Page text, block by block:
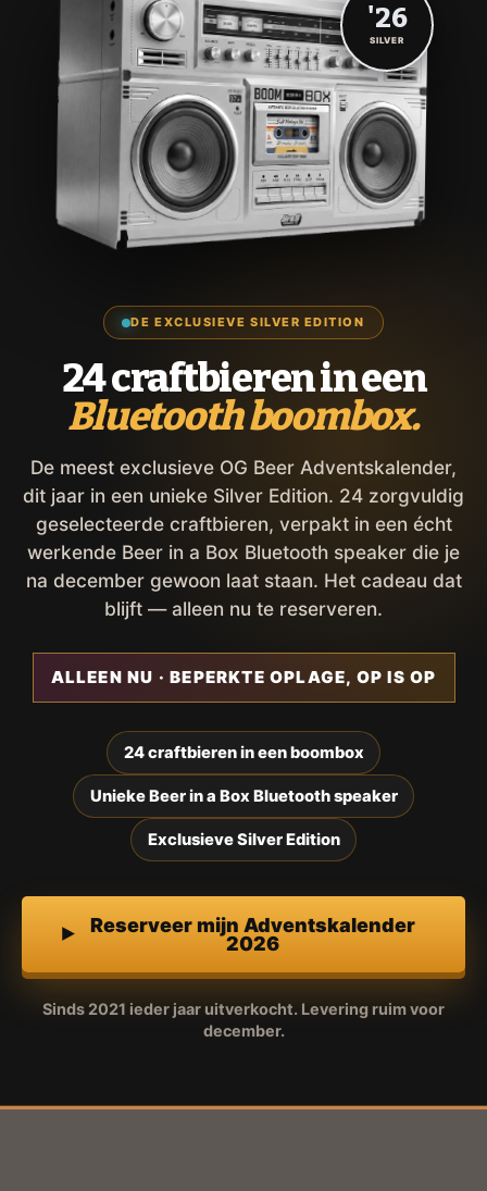
DE EXCLUSIEVE SILVER EDITION
24 craftbieren in een
Bluetooth boombox.
De meest exclusieve OG Beer Adventskalender,
dit jaar in een unieke Silver Edition. 24 zorgvuldig
geselecteerde craftbieren, verpakt in een écht
werkende Beer in a Box Bluetooth speaker die je
na december gewoon laat staan. Het cadeau dat
blijft — alleen nu te reserveren.
ALLEEN NU · BEPERKTE OPLAGE, OP IS OP
24 craftbieren in een boombox
Unieke Beer in a Box Bluetooth speaker
Exclusieve Silver Edition
Reserveer mijn Adventskalender
2026
Sinds 2021 ieder jaar uitverkocht. Levering ruim voor
december.
'26
SILVER